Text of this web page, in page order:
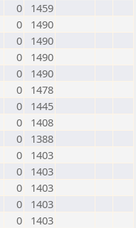
0
1459
0
1490
0
1490
0
1490
0
1490
0
1478
0
1445
0
1408
0
1388
0
1403
0
1403
0
1403
0
1403
0
1403